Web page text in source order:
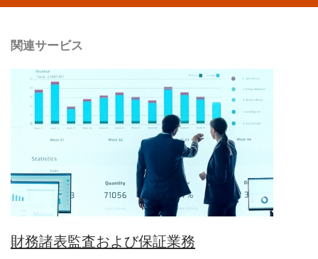
関連サービス
財務諸表監査および保証業務